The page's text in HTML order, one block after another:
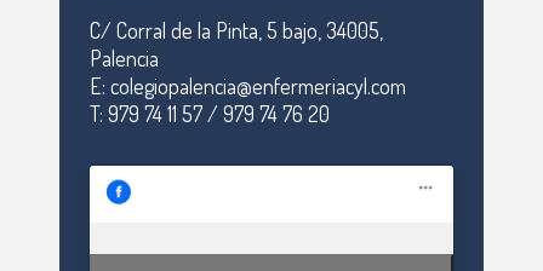
C/ Corral de la Pinta, 5 bajo, 34005,
Palencia
E: colegiopalencia@enfermeriacyl.com
T: 979 74 11 57 / 979 74 76 20